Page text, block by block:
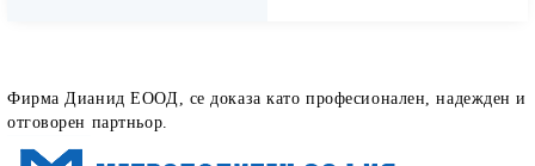
Фирма Дианид ЕООД, се доказа като професионален, надежден и
отговорен партньор.